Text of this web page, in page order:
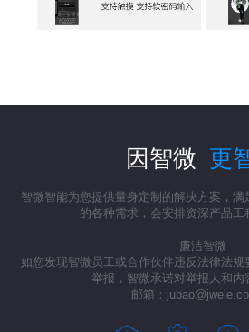
因智微 更
智微智能为您提供量身定制的解决方案，
的各种需求，会安排资深产品工
廉洁智微
如您发现智微员工或合作伙伴违反法律法
举报，智微承诺对举报人和内
邮箱：